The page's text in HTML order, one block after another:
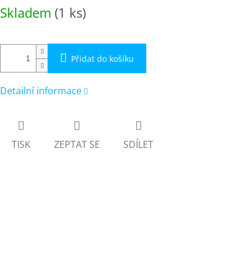
cena:
Skladem (1 ks)
Přidat do košíku
Detailní informace
TISK ZEPTAT SE SDÍLET